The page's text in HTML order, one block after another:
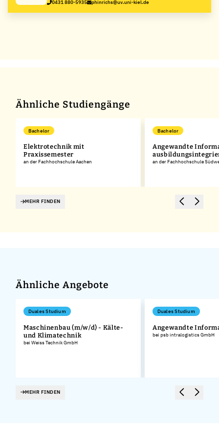
0431 880-5935 phinrichs@uv.uni-kiel.de
Ähnliche Studiengänge
Bachelor
Elektrotechnik mit
Praxissemester
an der Fachhochschule Aachen
Bachelor
Angewandte
an der Fachhochschule
MEHR FINDEN
Ähnliche Angebote
Duales Studium
Maschinenbau (m/w/d) - Kälte-
und Klimatechnik
bei Weiss Technik GmbH
Duales Studium
Angewandte
bei psb intralogistics GmbH
MEHR FINDEN